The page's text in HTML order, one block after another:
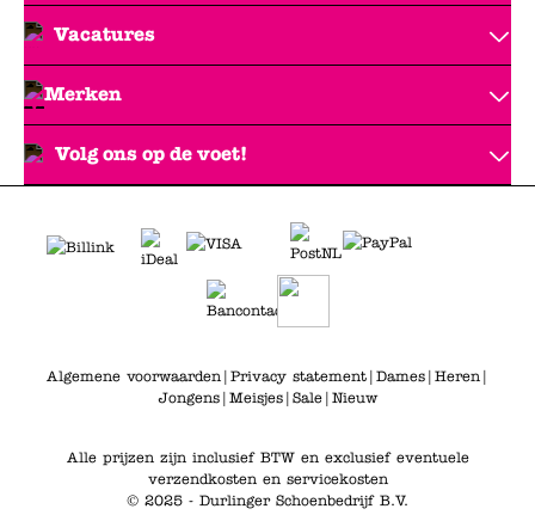
Vacatures
Merken
Volg ons op de voet!
Algemene voorwaarden | Privacy statement| Dames| Heren |
Jongens| Meisjes| Sale| Nieuw
Alle prijzen zijn inclusief BTW en exclusief eventuele
verzendkosten en servicekosten
© 2025 - Durlinger Schoenbedrijf B.V.